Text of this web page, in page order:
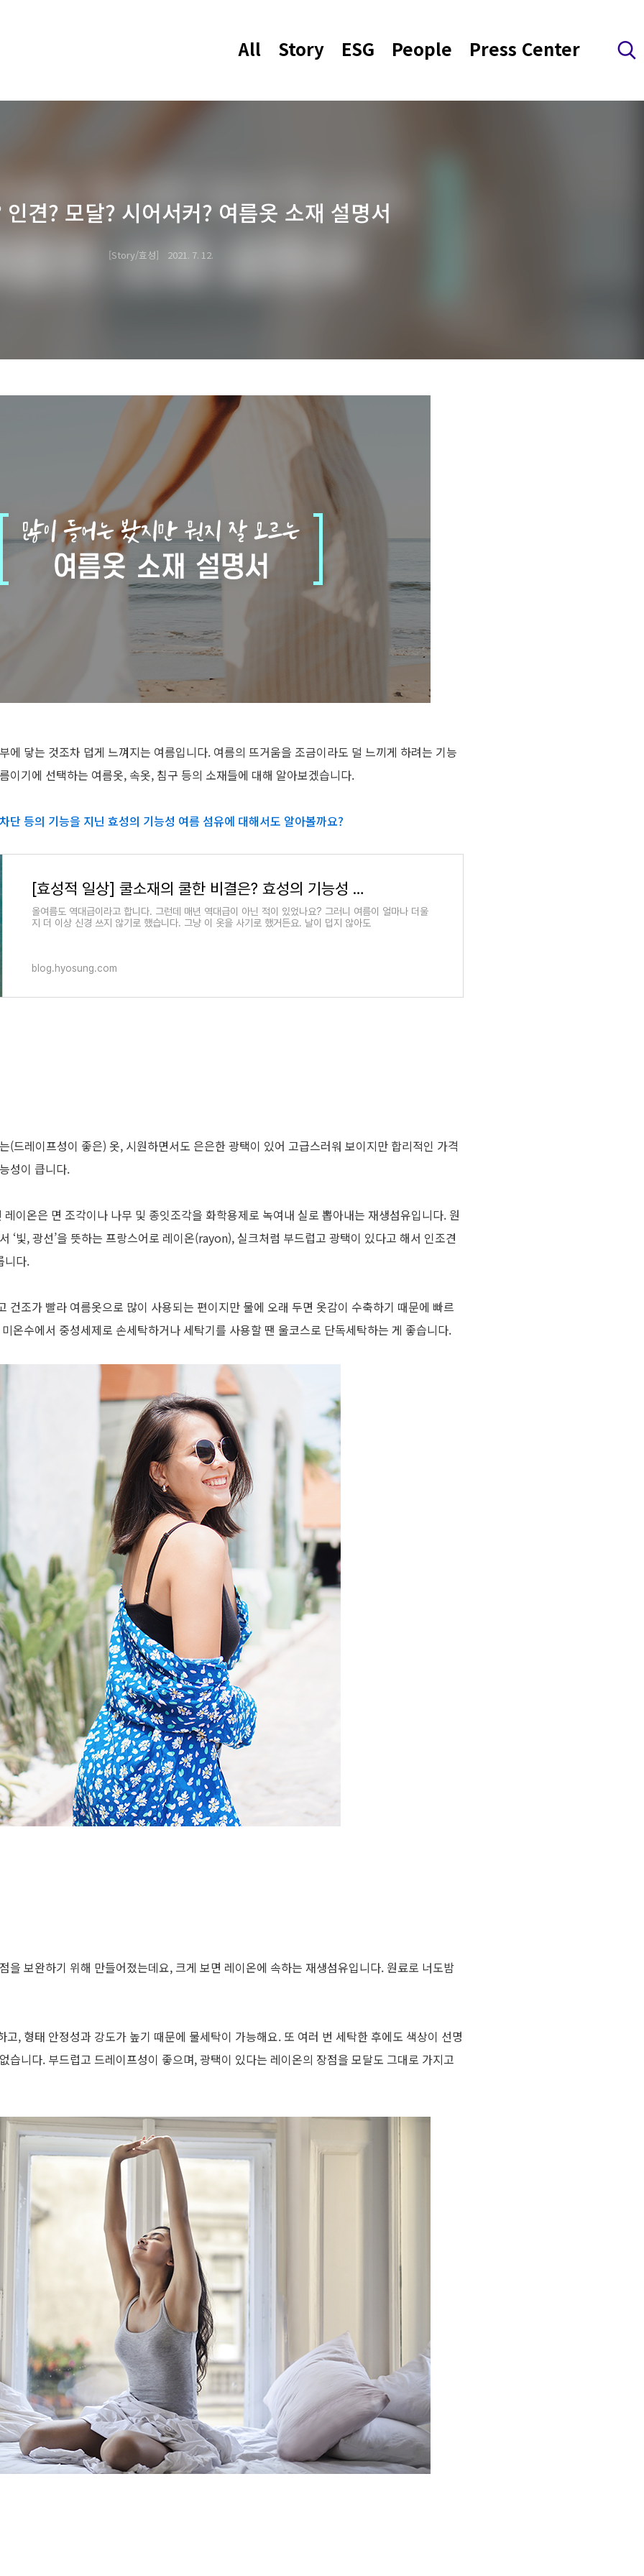
All Story ESG People Press Center 검색 레이어 열기
인견? 모달? 시어서커? 여름옷 소재 설명서
Story/효성 2021. 7. 12.
에 닿는 것조차 덥게 느껴지는 여름입니다. 여름의 뜨거움을 조금이라도 덜 느끼게 하려는 기능
이기에 선택하는 여름옷, 속옷, 침구 등의 소재들에 대해 알아보겠습니다.
단 등의 기능을 지닌 효성의 기능성 여름 섬유에 대해서도 알아볼까요?
[효성적 일상] 쿨소재의 쿨한 비결은? 효성의 기능성 여름 섬유
올여름도 역대급이라고 합니다. 그런데 매년 역대급이 아닌 적이 있었나요? 그러니 여름이 얼마나 더울
지 더 이상 신경 쓰지 않기로 했습니다. 그냥 이 옷을 사기로 했거든요. 날이 덥지 않아도
blog.hyosung.com
(드레이프성이 좋은) 옷, 시원하면서도 은은한 광택이 있어 고급스러워 보이지만 합리적인 가격
성이 큽니다.
레이온은 면 조각이나 나무 및 종잇조각을 화학용제로 녹여내 실로 뽑아내는 재생섬유입니다. 원
‘빛, 광선’을 뜻하는 프랑스어로 레이온(rayon), 실크처럼 부드럽고 광택이 있다고 해서 인조견
니다.
건조가 빨라 여름옷으로 많이 사용되는 편이지만 물에 오래 두면 옷감이 수축하기 때문에 빠르
온수에서 중성세제로 손세탁하거나 세탁기를 사용할 땐 울코스로 단독세탁하는 게 좋습니다.
을 보완하기 위해 만들어졌는데요, 크게 보면 레이온에 속하는 재생섬유입니다. 원료로 너도밤
고, 형태 안정성과 강도가 높기 때문에 물세탁이 가능해요. 또 여러 번 세탁한 후에도 색상이 선명
습니다. 부드럽고 드레이프성이 좋으며, 광택이 있다는 레이온의 장점을 모달도 그대로 가지고